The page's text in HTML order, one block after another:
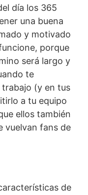
día los 365
una buena
y motivado
porque
será largo y
te
(y en tus
a tu equipo
ellos también
vuelvan fans de
de